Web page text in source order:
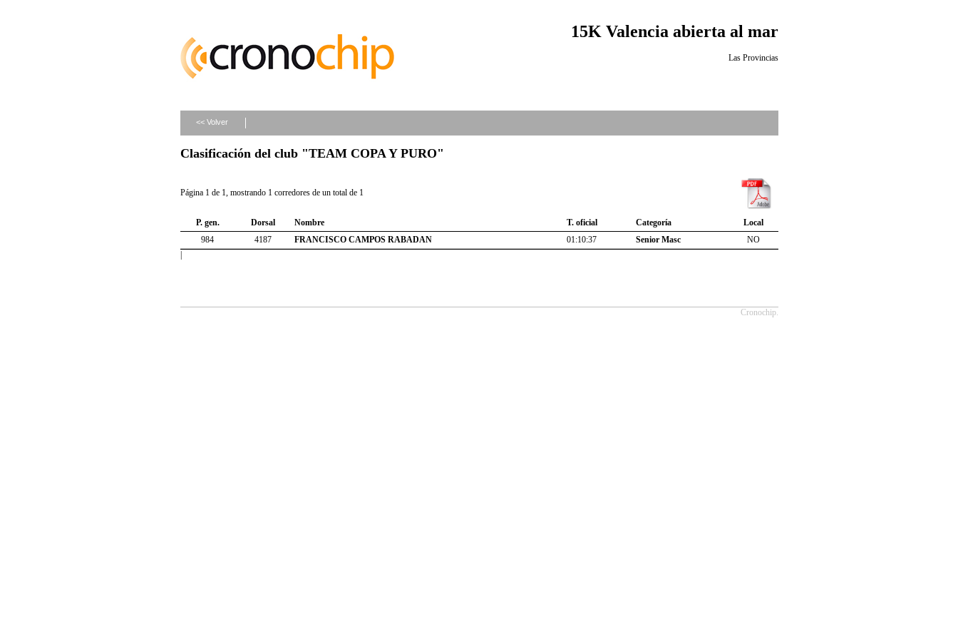
15K Valencia abierta al mar
Las Provincias
<< Volver
Clasificación del club "TEAM COPA Y PURO"
Página 1 de 1, mostrando 1 corredores de un total de 1
P. gen. Dorsal Nombre T. oficial Categoría
Local
984
4187 FRANCISCO CAMPOS RABADAN 01:10:37 Senior Masc
NO
|
Cronochip.